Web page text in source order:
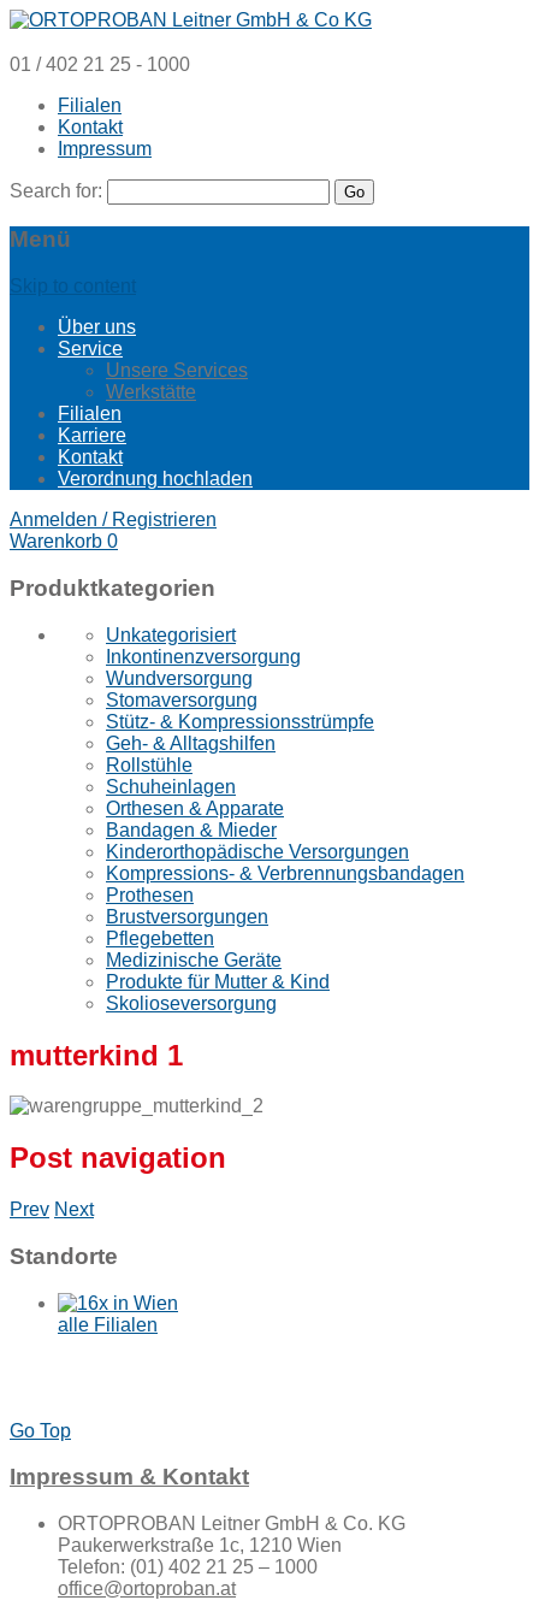
01 / 402 21 25 - 1000
Filialen
Kontakt
Impressum
Search for:
Menü
Skip to content
Über uns
Service
Unsere Services
Werkstätte
Filialen
Karriere
Kontakt
Verordnung hochladen
Anmelden / Registrieren
Warenkorb 0
Produktkategorien
Unkategorisiert
Inkontinenzversorgung
Wundversorgung
Stomaversorgung
Stütz- & Kompressionsstrümpfe
Geh- & Alltagshilfen
Rollstühle
Schuheinlagen
Orthesen & Apparate
Bandagen & Mieder
Kinderorthopädische Versorgungen
Kompressions- & Verbrennungsbandagen
Prothesen
Brustversorgungen
Pflegebetten
Medizinische Geräte
Produkte für Mutter & Kind
Skolioseversorgung
mutterkind 1
Post navigation
Prev Next
Standorte
alle Filialen
Go Top
Impressum & Kontakt
ORTOPROBAN Leitner GmbH & Co. KG
Paukerwerkstraße 1c, 1210 Wien
Telefon: (01) 402 21 25 – 1000
office@ortoproban.at